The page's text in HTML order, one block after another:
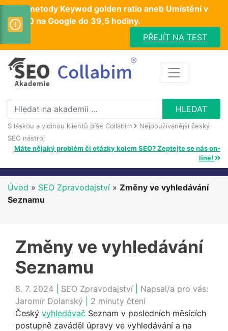
Test metody Keywod golden ratio aneb Umístění v
TOP10 na Google do 39,5 hodiny.
PŘEJÍT NA TEST
S láskou a vidinou klientů píše Collabim
Nejpoužívanější český
SEO nástroj
Máte nějaký problém či otázky kolem SEO? Zeptejte se nás on-
line!
Úvod » SEO Zpravodajství » Změny ve vyhledávání
Seznamu
Změny ve vyhledávání
Seznamu
8. 7. 2024 SEO Zpravodajství
Napsal/a pro vás:
Jaromír Dolanský
2 minuty čtení
Český vyhledávač Seznam v posledních měsících
postupně zaváděl úpravy ve vyhledávání a na